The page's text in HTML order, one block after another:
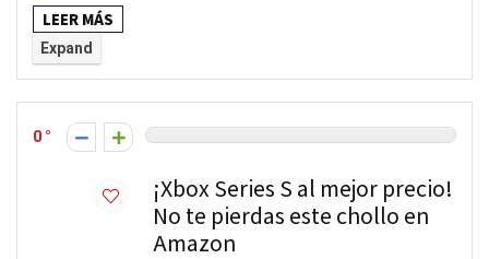
LEER MÁS
Expand
0
¡Xbox Series S al mejor precio!
No te pierdas este chollo en
Amazon